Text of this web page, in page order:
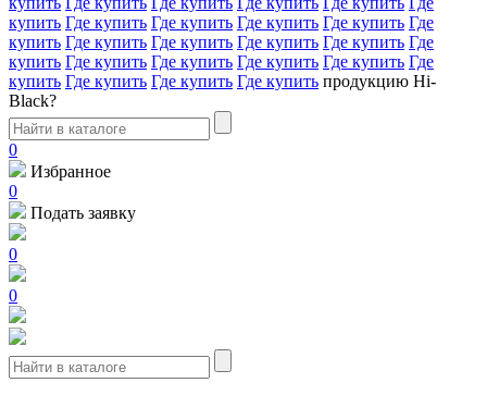
купить Где купить Где купить Где купить Где купить Где
купить Где купить Где купить Где купить Где купить Где
купить Где купить Где купить Где купить Где купить Где
купить Где купить Где купить Где купить продукцию Hi-
Black?
0
Избранное
0
Подать заявку
0
0